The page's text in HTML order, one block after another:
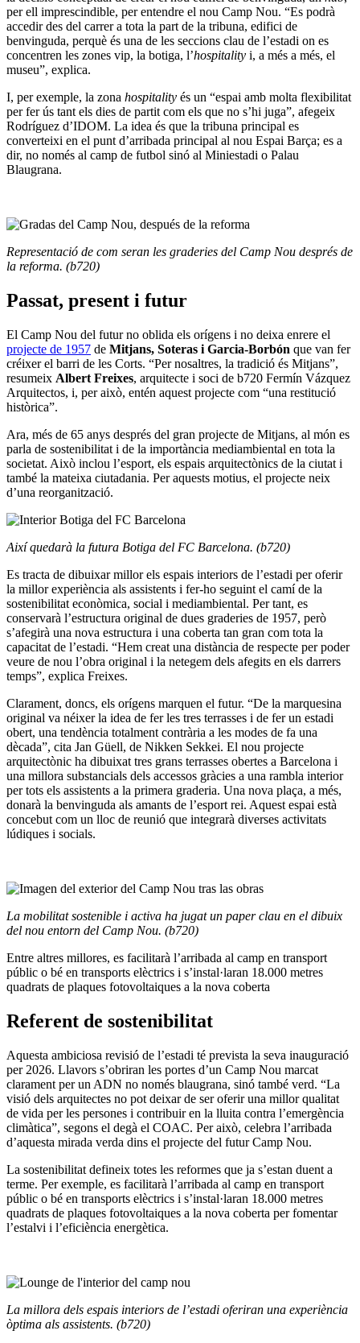
per ell imprescindible, per entendre el nou Camp Nou. “Es podrà
accedir des del carrer a tota la part de la tribuna, edifici de
benvinguda, perquè és una de les seccions clau de l’estadi on es
concentren les zones vip, la botiga, l’hospitality i, a més a més, el
museu”, explica.
I, per exemple, la zona hospitality és un “espai amb molta flexibilitat
per fer ús tant els dies de partit com els que no s’hi juga”, afegeix
Rodríguez d’IDOM. La idea és que la tribuna principal es
converteixi en el punt d’arribada principal al nou Espai Barça; es a
dir, no només al camp de futbol sinó al Miniestadi o Palau
Blaugrana.
Representació de com seran les graderies del Camp Nou després de
la reforma. (b720)
Passat, present i futur
El Camp Nou del futur no oblida els orígens i no deixa enrere el
projecte de 1957 de Mitjans, Soteras i Garcia-Borbón que van fer
créixer el barri de les Corts. “Per nosaltres, la tradició és Mitjans”,
resumeix Albert Freixes, arquitecte i soci de b720 Fermín Vázquez
Arquitectos, i, per això, entén aquest projecte com “una restitució
històrica”.
Ara, més de 65 anys després del gran projecte de Mitjans, al món es
parla de sostenibilitat i de la importància mediambiental en tota la
societat. Això inclou l’esport, els espais arquitectònics de la ciutat i
també la mateixa ciutadania. Per aquests motius, el projecte neix
d’una reorganització.
Així quedarà la futura Botiga del FC Barcelona. (b720)
Es tracta de dibuixar millor els espais interiors de l’estadi per oferir
la millor experiència als assistents i fer-ho seguint el camí de la
sostenibilitat econòmica, social i mediambiental. Per tant, es
conservarà l’estructura original de dues graderies de 1957, però
s’afegirà una nova estructura i una coberta tan gran com tota la
capacitat de l’estadi. “Hem creat una distància de respecte per poder
veure de nou l’obra original i la netegem dels afegits en els darrers
temps”, explica Freixes.
Clarament, doncs, els orígens marquen el futur. “De la marquesina
original va néixer la idea de fer les tres terrasses i de fer un estadi
obert, una tendència totalment contrària a les modes de fa una
dècada”, cita Jan Güell, de Nikken Sekkei. El nou projecte
arquitectònic ha dibuixat tres grans terrasses obertes a Barcelona i
una millora substancials dels accessos gràcies a una rambla interior
per tots els assistents a la primera graderia. Una nova plaça, a més,
donarà la benvinguda als amants de l’esport rei. Aquest espai està
concebut com un lloc de reunió que integrarà diverses activitats
lúdiques i socials.
La mobilitat sostenible i activa ha jugat un paper clau en el dibuix
del nou entorn del Camp Nou. (b720)
Entre altres millores, es facilitarà l’arribada al camp en transport
públic o bé en transports elèctrics i s’instal·laran 18.000 metres
quadrats de plaques fotovoltaiques a la nova coberta
Referent de sostenibilitat
Aquesta ambiciosa revisió de l’estadi té prevista la seva inauguració
per 2026. Llavors s’obriran les portes d’un Camp Nou marcat
clarament per un ADN no només blaugrana, sinó també verd. “La
visió dels arquitectes no pot deixar de ser oferir una millor qualitat
de vida per les persones i contribuir en la lluita contra l’emergència
climàtica”, segons el degà el COAC. Per això, celebra l’arribada
d’aquesta mirada verda dins el projecte del futur Camp Nou.
La sostenibilitat defineix totes les reformes que ja s’estan duent a
terme. Per exemple, es facilitarà l’arribada al camp en transport
públic o bé en transports elèctrics i s’instal·laran 18.000 metres
quadrats de plaques fotovoltaiques a la nova coberta per fomentar
l’estalvi i l’eficiència energètica.
La millora dels espais interiors de l’estadi oferiran una experiència
òptima als assistents. (b720)